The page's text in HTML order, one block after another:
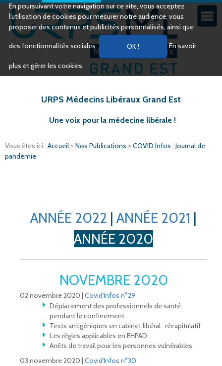
En poursuivant votre navigation sur ce site, vous acceptez
l’utilisation de cookies pour mesurer notre audience, vous
proposer des contenus et publicités personnalisés, ainsi que
des fonctionnalités sociales. En savoir
plus et gérer les cookies
URPS Médecins Libéraux Grand Est
Une voix pour la médecine libérale !
Vous êtes ici : Accueil > Nos Publications > COVID Infos : Journal de
pandémie
ANNÉE 2022 | ANNÉE 2021 |
ANNÉE 2020
NOVEMBRE 2020
02 novembre 2020 | Covid'Infos n°29
Déplacement des professionnels de santé
pendant le confinement
Tests antigéniques en cabinet libéral : récapitulatif
Les règles applicables en EHPAD
Arrêts de travail pour les personnes vulnérables
03 novembre 2020 | Covid'Infos n°30